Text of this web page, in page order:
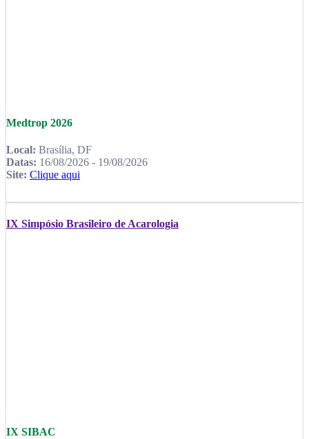
Medtrop 2026
Local: Brasília, DF
Datas: 16/08/2026 - 19/08/2026
Site: Clique aqui
IX Simpósio Brasileiro de Acarologia
IX SIBAC